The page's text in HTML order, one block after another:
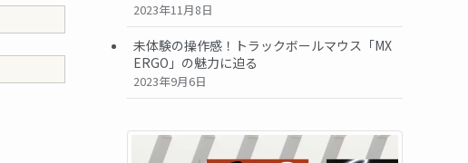
2023年11月8日
未体験の操作感！トラックボールマウス「MX
ERGO」の魅力に迫る
2023年9月6日